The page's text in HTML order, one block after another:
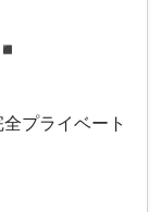
プライベート